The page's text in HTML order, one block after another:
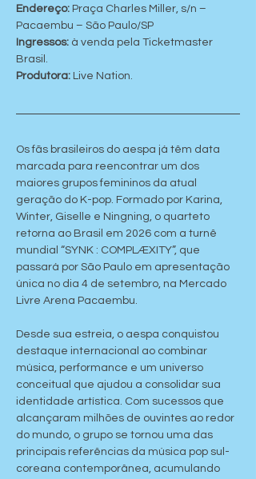
Endereço: Praça Charles Miller, s/n –
Pacaembu – São Paulo/SP
Ingressos: à venda pela Ticketmaster
Brasil.
Produtora: Live Nation.
Os fãs brasileiros do aespa já têm data
marcada para reencontrar um dos
maiores grupos femininos da atual
geração do K-pop. Formado por Karina,
Winter, Giselle e Ningning, o quarteto
retorna ao Brasil em 2026 com a turnê
mundial “SYNK : COMPLÆXITY”, que
passará por São Paulo em apresentação
única no dia 4 de setembro, na Mercado
Livre Arena Pacaembu.
Desde sua estreia, o aespa conquistou
destaque internacional ao combinar
música, performance e um universo
conceitual que ajudou a consolidar sua
identidade artística. Com sucessos que
alcançaram milhões de ouvintes ao redor
do mundo, o grupo se tornou uma das
principais referências da música pop sul-
coreana contemporânea, acumulando